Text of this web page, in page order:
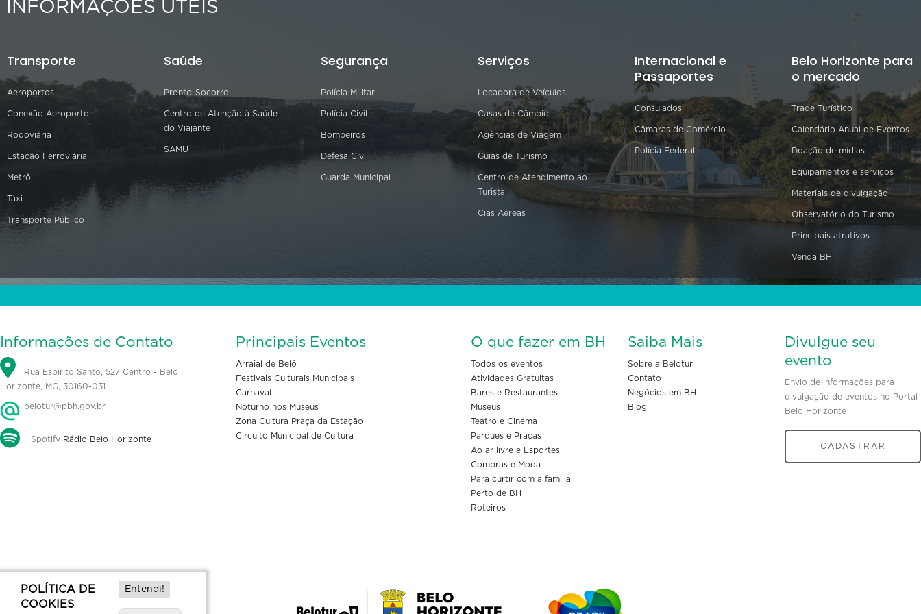
INFORMAÇÕES ÚTEIS
Transporte
Aeroportos
Conexão Aeroporto
Rodoviária
Estação Ferroviária
Metrô
Táxi
Transporte Público
Saúde
Pronto-Socorro
Centro de Atenção à Saúde
do Viajante
SAMU
Segurança
Polícia Militar
Polícia Civil
Bombeiros
Defesa Civil
Guarda Municipal
Serviços
Locadora de Veículos
Casas de Câmbio
Agências de Viagem
Guias de Turismo
Centro de Atendimento ao
Turista
Cias Aéreas
Internacional e
Passaportes
Consulados
Câmaras de Comércio
Polícia Federal
Belo Horizonte para
o mercado
Trade Turístico
Calendário Anual de Eventos
Doação de mídias
Equipamentos e serviços
Materiais de divulgação
Observatório do Turismo
Principais atrativos
Venda BH
Informações de Contato
Rua Espírito Santo, 527 Centro - Belo
Horizonte, MG, 30160-031
belotur@pbh.gov.br
Spotify Rádio Belo Horizonte
Principais Eventos
Arraial de Belô
Festivais Culturais Municipais
Carnaval
Noturno nos Museus
Zona Cultura Praça da Estação
Circuito Municipal de Cultura
O que fazer em BH
Todos os eventos
Atividades Gratuitas
Bares e Restaurantes
Museus
Teatro e Cinema
Parques e Praças
Ao ar livre e Esportes
Compras e Moda
Para curtir com a familia
Perto de BH
Roteiros
Saiba Mais
Sobre a Belotur
Contato
Negócios em BH
Blog
Divulgue seu
evento
Envio de informações para
divulgação de eventos no Portal
Belo Horizonte
CADASTRAR
POLÍTICA DE
COOKIES
Entendi!